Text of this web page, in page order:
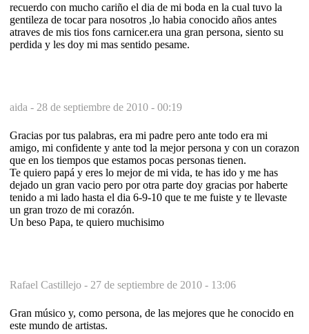
recuerdo con mucho cariño el dia de mi boda en la cual tuvo la
gentileza de tocar para nosotros ,lo habia conocido años antes
atraves de mis tios fons carnicer.era una gran persona, siento su
perdida y les doy mi mas sentido pesame.
aida - 28 de septiembre de 2010 - 00:19
Gracias por tus palabras, era mi padre pero ante todo era mi
amigo, mi confidente y ante tod la mejor persona y con un corazon
que en los tiempos que estamos pocas personas tienen.
Te quiero papá y eres lo mejor de mi vida, te has ido y me has
dejado un gran vacio pero por otra parte doy gracias por haberte
tenido a mi lado hasta el dia 6-9-10 que te me fuiste y te llevaste
un gran trozo de mi corazón.
Un beso Papa, te quiero muchisimo
Rafael Castillejo - 27 de septiembre de 2010 - 13:06
Gran músico y, como persona, de las mejores que he conocido en
este mundo de artistas.